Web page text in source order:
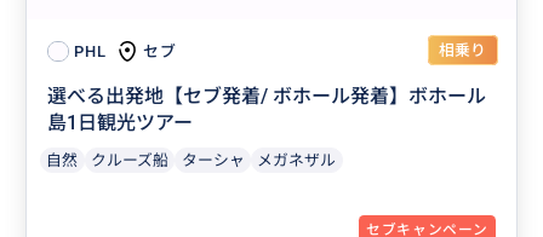
PHL セブ 相乗り
選べる出発地【セブ発着/ ボホール発着】ボホール
島1日観光ツアー
自然 クルーズ船 ターシャ メガネザル
セブキャンペーン